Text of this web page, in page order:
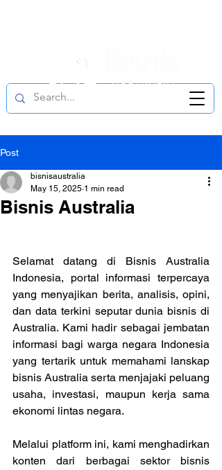
Post
Bisnis Australia
bisnisaustralia
May 15, 2025 1 min read
Selamat datang di Bisnis Australia
Indonesia, portal informasi terpercaya
yang menyajikan berita, analisis, opini,
dan data terkini seputar dunia bisnis di
Australia. Kami hadir sebagai jembatan
informasi bagi warga negara Indonesia
yang tertarik untuk memahami lanskap
bisnis Australia serta menjajaki peluang
usaha, investasi, maupun kerja sama
ekonomi lintas negara.
Melalui platform ini, kami menghadirkan
konten dari berbagai sektor bisnis